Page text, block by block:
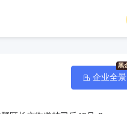
企业全景